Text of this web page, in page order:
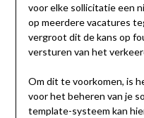
voor elke sollicitatie een
op meerdere vacatures
vergroot dit de kans op
versturen van het
Om dit te voorkomen, is
voor het beheren van je
template-systeem kan